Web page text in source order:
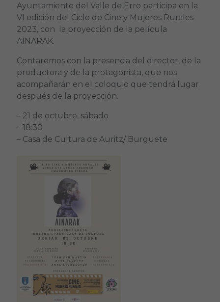
Ayuntamiento del Valle de Erro participa en la
VI edición del Ciclo de Cine y Mujeres Rurales
2023, con la proyección de la película
AINARAK.
Contaremos con la presencia del director, de la
productora y de la protagonista, que nos
acompañarán en el coloquio que tendrá lugar
después de la proyección.
– 21 de octubre, sábado
– 18:30
– Casa de Cultura de Auritz/ Burguete